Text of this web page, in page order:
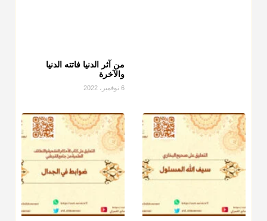
@d_alshamrani
دفعزكاة الفطر
للمسكين القريب صدقة وصلة وهو أفضل من دفعها
للبعيد ولا تغرك مظاهر ووظائف بعض الأقارب فإن صراعهم مع
متطلبات الحياة كبير
منذ 3 شهر
من آثر الدنيا فاتته الدنيا
والآخرة
6 نوفمبر، 2022